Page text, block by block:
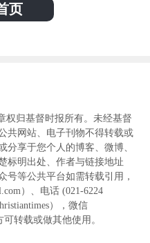
页
权归基督时报所有。未经基督
共网站、电子刊物不得转载或
分享于您个人的博客、微博、
标明出处、作者与链接地址
号等公共平台如需转载引用，
）、电话 (021-6224
），微信
可转载或做其他使用。